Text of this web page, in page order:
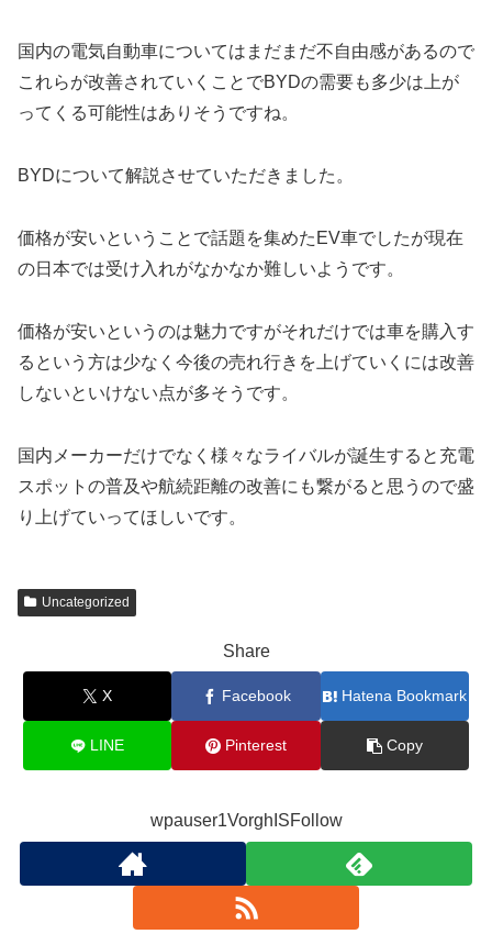
国内の電気自動車についてはまだまだ不自由感があるので
これらが改善されていくことでBYDの需要も多少は上が
ってくる可能性はありそうですね。
BYDについて解説させていただきました。
価格が安いということで話題を集めたEV車でしたが現在
の日本では受け入れがなかなか難しいようです。
価格が安いというのは魅力ですがそれだけでは車を購入す
るという方は少なく今後の売れ行きを上げていくには改善
しないといけない点が多そうです。
国内メーカーだけでなく様々なライバルが誕生すると充電
スポットの普及や航続距離の改善にも繋がると思うので盛
り上げていってほしいです。
Uncategorized
Share
X Facebook Hatena Bookmark
LINE Pinterest Copy
wpauser1VorghISFollow